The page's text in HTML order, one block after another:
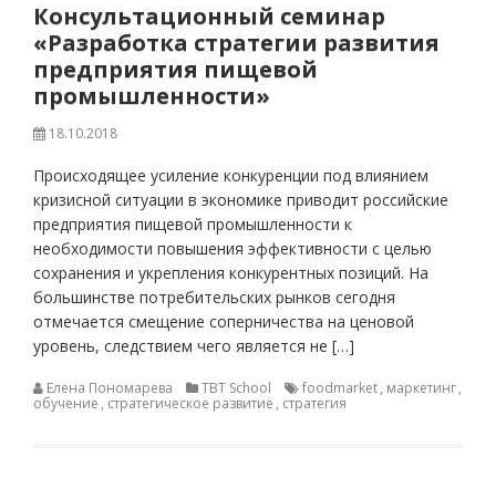
Консультационный семинар
«Разработка стратегии развития
предприятия пищевой
промышленности»
18.10.2018
Происходящее усиление конкуренции под влиянием
кризисной ситуации в экономике приводит российские
предприятия пищевой промышленности к
необходимости повышения эффективности с целью
сохранения и укрепления конкурентных позиций. На
большинстве потребительских рынков сегодня
отмечается смещение соперничества на ценовой
уровень, следствием чего является не […]
Елена Пономарева TBT School foodmarket, маркетинг,
обучение , стратегическое развитие , стратегия